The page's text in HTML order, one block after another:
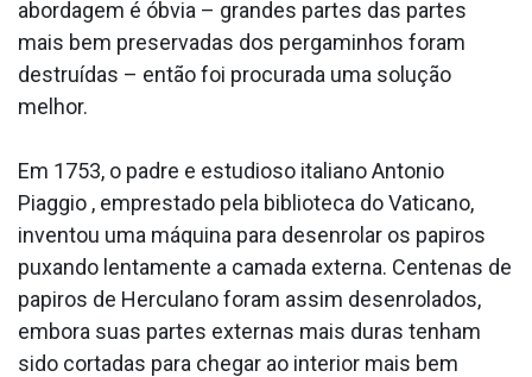
abordagem é óbvia – grandes partes das partes
mais bem preservadas dos pergaminhos foram
destruídas – então foi procurada uma solução
melhor.
Em 1753, o padre e estudioso italiano Antonio
Piaggio , emprestado pela biblioteca do Vaticano,
inventou uma máquina para desenrolar os papiros
puxando lentamente a camada externa. Centenas de
papiros de Herculano foram assim desenrolados,
embora suas partes externas mais duras tenham
sido cortadas para chegar ao interior mais bem